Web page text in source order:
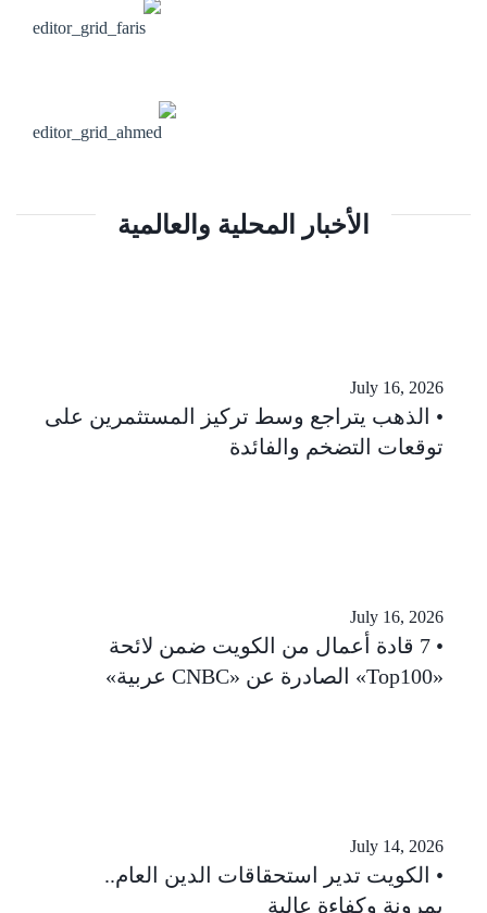
الأخبار المحلية والعالمية
July 16, 2026
الذهب يتراجع وسط تركيز المستثمرين على
توقعات التضخم والفائدة
July 16, 2026
7 قادة أعمال من الكويت ضمن لائحة
«Top100» الصادرة عن «CNBC عربية»
July 14, 2026
الكويت تدير استحقاقات الدين العام..
بمرونة وكفاءة عالية